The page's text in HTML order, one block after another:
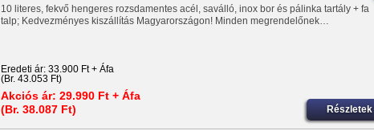
10 literes, fekvő hengeres rozsdamentes acél, saválló, inox bor és pálinka tartály + fa
talp; Kedvezményes kiszállítás Magyarországon! Minden megrendelőnek…
Eredeti ár: 33.900 Ft + Áfa
(Br. 43.053 Ft)
Akciós ár: 29.990 Ft + Áfa
(Br. 38.087 Ft)
Részletek